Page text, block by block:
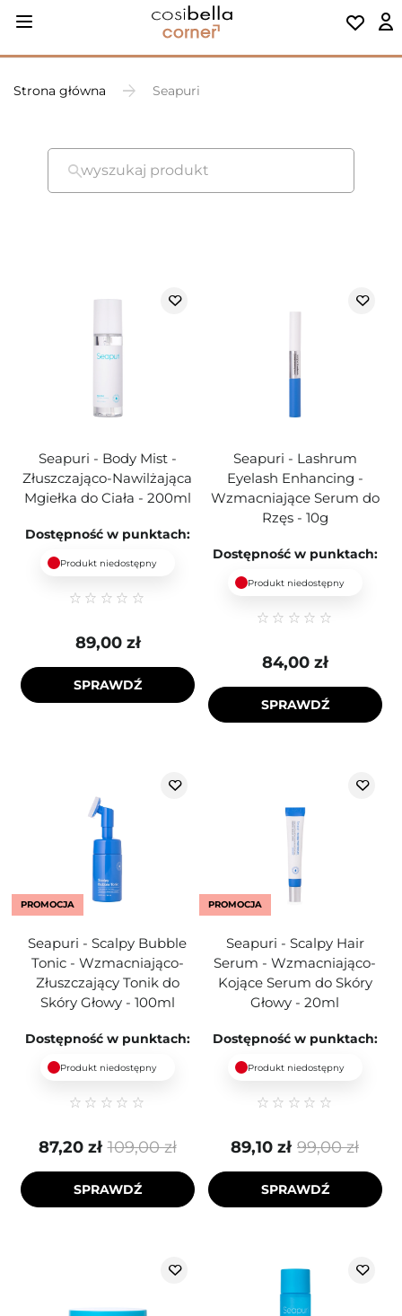
Strona główna Seapuri
wyszukaj produkt
Seapuri - Body Mist -
Złuszczająco-Nawilżająca
Mgiełka do Ciała - 200ml
Dostępność w punktach:
Produkt niedostępny
89,00 zł
SPRAWDŹ
Seapuri - Lashrum
Eyelash Enhancing -
Wzmacniające Serum do
Rzęs - 10g
Dostępność w punktach:
Produkt niedostępny
84,00 zł
SPRAWDŹ
PROMOCJA
Seapuri - Scalpy Bubble
Tonic - Wzmacniająco-
Złuszczający Tonik do
Skóry Głowy - 100ml
Dostępność w punktach:
Produkt niedostępny
109,00 zł
87,20 zł
SPRAWDŹ
PROMOCJA
Seapuri - Scalpy Hair
Serum - Wzmacniająco-
Kojące Serum do Skóry
Głowy - 20ml
Dostępność w punktach:
Produkt niedostępny
99,00 zł
89,10 zł
SPRAWDŹ